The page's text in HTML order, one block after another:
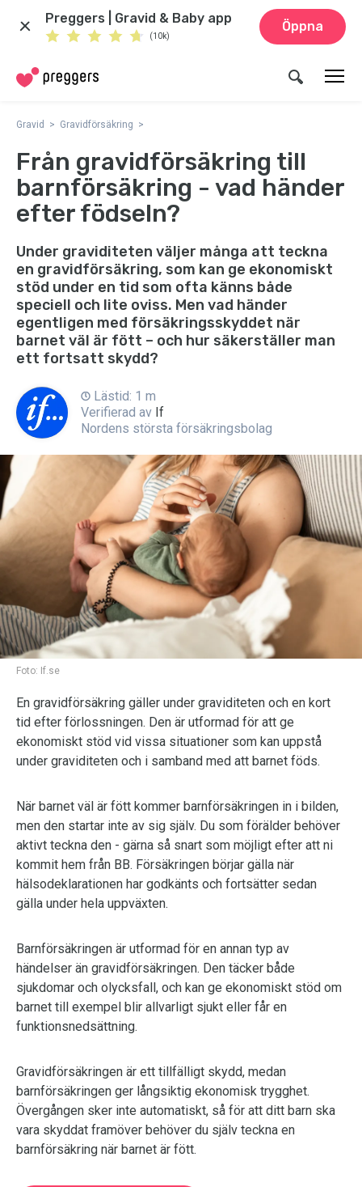
Preggers | Gravid & Baby app
(10k)
Öppna
Gravid Gravidförsäkring
Från gravidförsäkring till
barnförsäkring - vad händer
efter födseln?
Under graviditeten väljer många att teckna
en gravidförsäkring, som kan ge ekonomiskt
stöd under en tid som ofta känns både
speciell och lite oviss. Men vad händer
egentligen med försäkringsskyddet när
barnet väl är fött – och hur säkerställer man
ett fortsatt skydd?
Lästid: 1 m
Verifierad av If
Nordens största försäkringsbolag
Foto: If.se
En gravidförsäkring gäller under graviditeten och en kort
tid efter förlossningen. Den är utformad för att ge
ekonomiskt stöd vid vissa situationer som kan uppstå
under graviditeten och i samband med att barnet föds.
När barnet väl är fött kommer barnförsäkringen in i bilden,
men den startar inte av sig själv. Du som förälder behöver
aktivt teckna den - gärna så snart som möjligt efter att ni
kommit hem från BB. Försäkringen börjar gälla när
hälsodeklarationen har godkänts och fortsätter sedan
gälla under hela uppväxten.
Barnförsäkringen är utformad för en annan typ av
händelser än gravidförsäkringen. Den täcker både
sjukdomar och olycksfall, och kan ge ekonomiskt stöd om
barnet till exempel blir allvarligt sjukt eller får en
funktionsnedsättning.
Gravidförsäkringen är ett tillfälligt skydd, medan
barnförsäkringen ger långsiktig ekonomisk trygghet.
Övergången sker inte automatiskt, så för att ditt barn ska
vara skyddat framöver behöver du själv teckna en
barnförsäkring när barnet är fött.